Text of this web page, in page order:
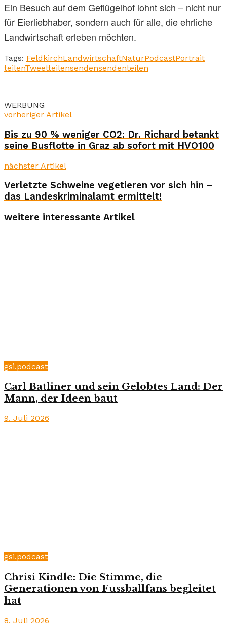
Ein Besuch auf dem Geflügelhof lohnt sich – nicht nur
für Eierliebhaber, sondern auch für alle, die ehrliche
Landwirtschaft erleben möchten.
Tags: FeldkirchLandwirtschaftNaturPodcastPortrait
teilenTweetteilensendensendenteilen
WERBUNG
vorheriger Artikel
Bis zu 90 % weniger CO2: Dr. Richard betankt
seine Busflotte in Graz ab sofort mit HVO100
nächster Artikel
Verletzte Schweine vegetieren vor sich hin –
das Landeskriminalamt ermittelt!
weitere interessante Artikel
gsi.podcast
Carl Batliner und sein Gelobtes Land: Der
Mann, der Ideen baut
9. Juli 2026
gsi.podcast
Chrisi Kindle: Die Stimme, die
Generationen von Fussballfans begleitet
hat
8. Juli 2026